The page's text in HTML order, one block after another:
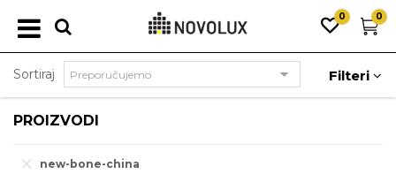
0
0
PROIZVODI
Sortiraj Filteri
new-bone-china